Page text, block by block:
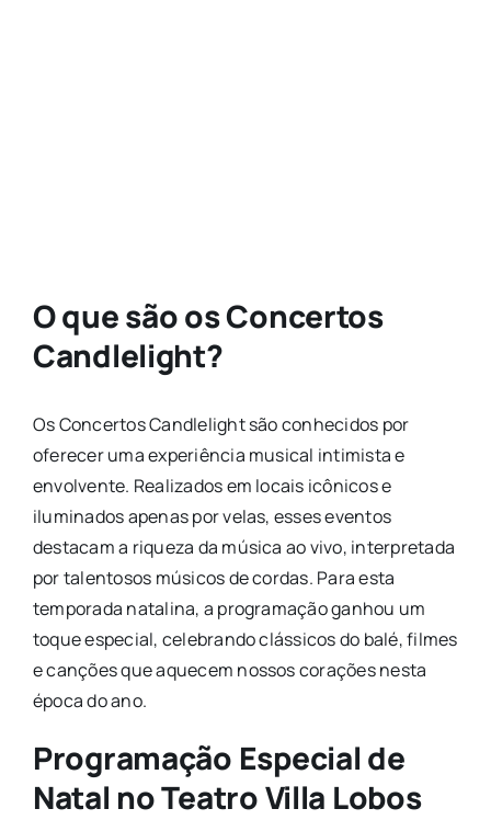
O que são os Concertos
Candlelight?
Os Concertos Candlelight são conhecidos por
oferecer uma experiência musical intimista e
envolvente. Realizados em locais icônicos e
iluminados apenas por velas, esses eventos
destacam a riqueza da música ao vivo, interpretada
por talentosos músicos de cordas. Para esta
temporada natalina, a programação ganhou um
toque especial, celebrando clássicos do balé, filmes
e canções que aquecem nossos corações nesta
época do ano.
Programação Especial de
Natal no Teatro Villa Lobos